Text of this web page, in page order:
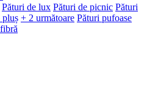
Pături de lux Pături de picnic Pături
pluș + 2 următoare Pături pufoase